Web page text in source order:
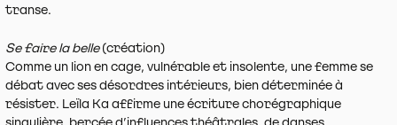
transe.
Se faire la belle(création)
Comme un lion en cage, vulnérable et insolente, une femme se
débat avec ses désordres intérieurs, bien déterminée à
résister. Leïla Ka affirme une écriture chorégraphique
singulière, bercée d’influences théâtrales, de danses